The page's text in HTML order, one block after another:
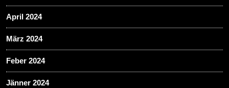
April 2024
März 2024
Feber 2024
Jänner 2024